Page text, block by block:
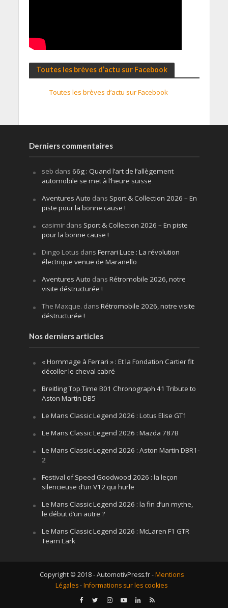
Toutes les brèves d’actu sur Facebook
Toutes les brèves d’actu sur Facebook
Derniers commentaires
seb dans 66g : Quand l’art de l’allègement
automobile se met à l’heure suisse
Aventures Auto dans Sport & Collection 2026 – En
piste pour la bonne cause !
casimirdans Sport & Collection 2026 – En piste
pour la bonne cause !
Dingo Lotus dans Ferrari Luce : La révolution
électrique venue de Maranello
Aventures Auto dans Rétromobile 2026, notre
visite déstructurée !
The Maxque. dans Rétromobile 2026, notre visite
déstructurée !
Nos derniers articles
« Hommage à Ferrari » : Et la Fondation Cartier fit
décoller le cheval cabré
Breitling Top Time B01 Chronograph 41 Tribute to
Aston Martin DB5
Le Mans Classic Legend 2026 : Lotus Elise GT1
Le Mans Classic Legend 2026 : Mazda 787B
Le Mans Classic Legend 2026 : Aston Martin DBR1-
2
Festival of Speed Goodwood 2026 : la leçon
silencieuse d’un V12 qui hurle
Le Mans Classic Legend 2026 : la fin d’un mythe,
le début d’un autre ?
Le Mans Classic Legend 2026 : McLaren F1 GTR
Team Lark
Copyright © 2018 - AutomotivPress.fr -Mentions
Légales-Informations sur les cookies